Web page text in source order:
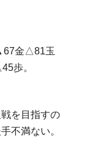
金△81玉
歩。
を目指すの
不満ない。